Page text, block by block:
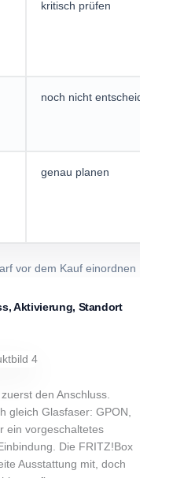
kritisch prüfen
noch nicht entscheiden
genau planen
vor dem Kauf einordnen
Aktivierung, Standort
den Anschluss.
gleich Glasfaser: GPON,
ein vorgeschaltetes
Die FRITZ!Box
Ausstattung mit, doch